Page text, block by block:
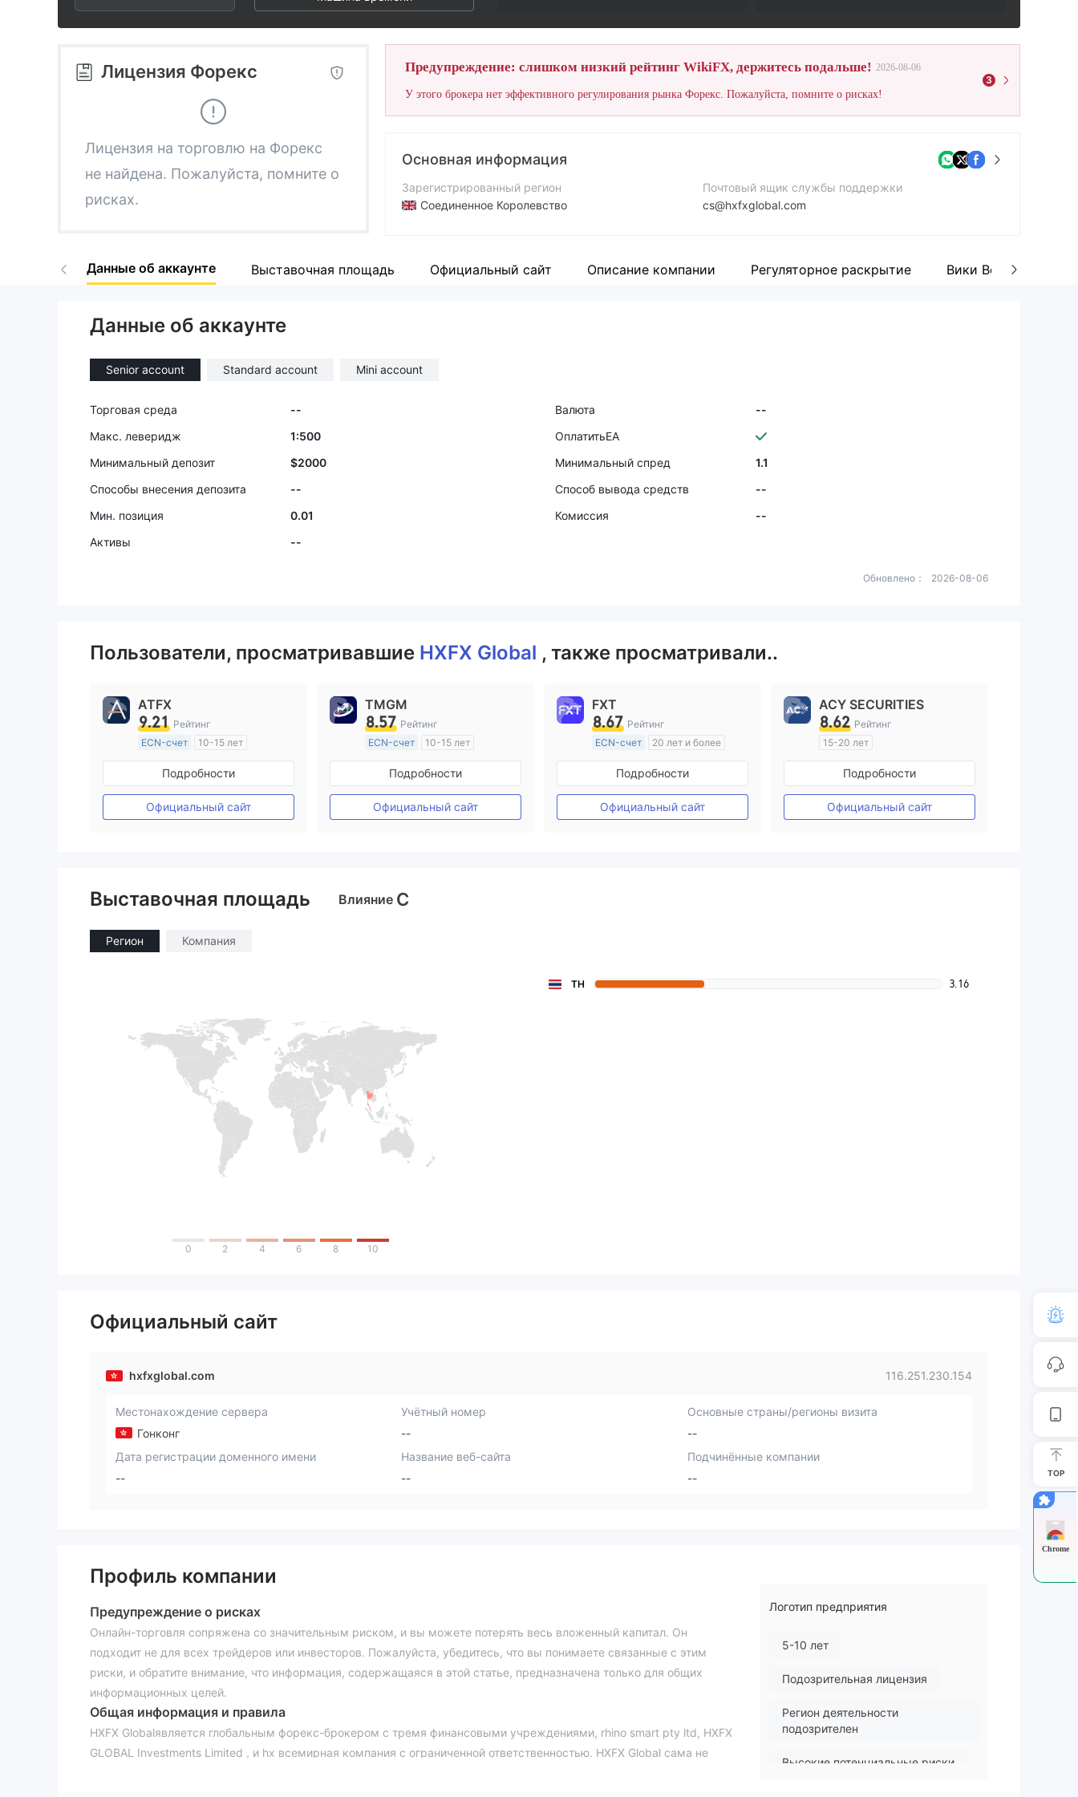
2
3
5
6
8
9
5
6
8
9
3
4
6
9
Лицензия Форекс
Лицензия на торговлю на Форекс
не найдена. Пожалуйста, помните о
рисках.
Предупреждение: слишком низкий рейтинг WikiFX, держитесь подальше! 2026-08-06
У этого брокера нет эффективного регулирования рынка Форекс. Пожалуйста, помните о рисках!
3
Основная информация
Зарегистрированный регион
Соединенное Королевство
Компания
Почтовый ящик службы поддержки
cs@hxfxglobal.com
Сайт компании
Данные об аккаунте Выставочная площадь Официальный сайт Описание компании Регуляторное раскрытие Вики Вопросы и
Данные об аккаунте
Senior account Standard account Mini account
Торговая среда -- Валюта
--
Макс. леверидж
1:500
ОплатитьEA
Минимальный депозит
$2000 Минимальный спред
1.1
Способы внесения депозита
-- Способ вывода средств
--
Мин. позиция
0.01 Комиссия
--
Активы
--
Обновлено： 2026-08-06
Пользователи, просматривавшие HXFX Global , также просматривали..
ATFX
9.21 Рейтинг
ECN-счет
10-15 лет
Регулирование в Австралия
Маркет-Мейкинг (MM)
Основной стандарт MT4
Подробности
Официальный сайт
TMGM
8.57 Рейтинг
ECN-счет
10-15 лет
Регулирование в Австралия
Маркет-Мейкинг (MM)
Основной стандарт MT4
Подробности
Официальный сайт
FXT
8.67 Рейтинг
ECN-счет
20 лет и более
Регулирование в Австралия
Маркет-Мейкинг (MM)
Основной стандарт MT4
Подробности
Официальный сайт
ACY SECURITIES
8.62 Рейтинг
15-20 лет
Регулирование в Австралия
Маркет-Мейкинг (MM)
Основной стандарт MT4
Подробности
Официальный сайт
Выставочная площадь Влияние C
Регион Компания
0 2 4 6 8 10
TH 3.16
Официальный сайт
hxfxglobal.com 116.251.230.154
Местонахождение сервера
Гонконг
Учётный номер
--
Основные страны/регионы визита
--
Дата регистрации доменного имени
--
Название веб-сайта
--
Подчинённые компании
--
Профиль компании
Предупреждение о рисках
Онлайн-торговля сопряжена со значительным риском, и вы можете потерять весь вложенный капитал. Он
подходит не для всех трейдеров или инвесторов. Пожалуйста, убедитесь, что вы понимаете связанные с этим
риски, и обратите внимание, что информация, содержащаяся в этой статье, предназначена только для общих
информационных целей.
Общая информация и правила
HXFX Globalявляется глобальным форекс-брокером с тремя финансовыми учреждениями, rhino smart pty ltd, HXFX
GLOBAL Investments Limited , и hx всемирная компания с ограниченной ответственностью. HXFX Global сама не
Логотип предприятия
5-10 лет
Подозрительная лицензия
Регион деятельности
подозрителен
Высокие потенциальные риски
TOP
Chrome